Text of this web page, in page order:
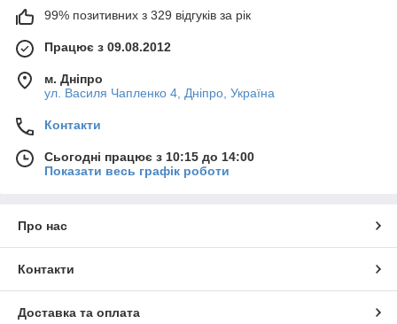
99% позитивних з 329 відгуків за рік
Працює з 09.08.2012
м. Дніпро
ул. Василя Чапленко 4, Дніпро, Україна
Контакти
Сьогодні працює з 10:15 до 14:00
Показати весь графік роботи
Про нас
Контакти
Доставка та оплата